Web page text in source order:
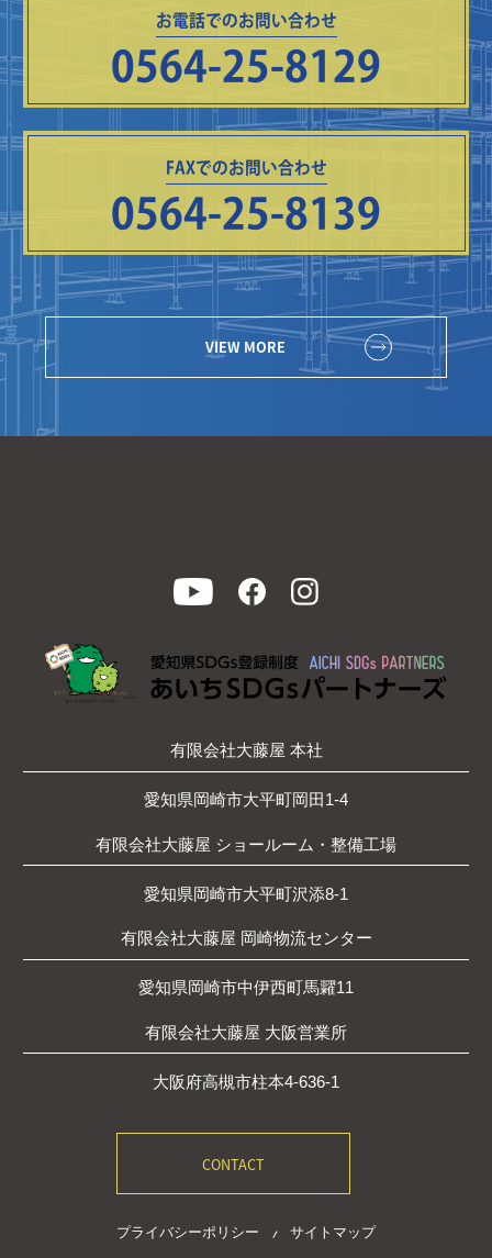
お電話でのお問い合わせ
0564-25-8129
FAXでのお問い合わせ
0564-25-8139
VIEW MORE
有限会社大藤屋 本社
愛知県岡崎市大平町岡田1-4
有限会社大藤屋 ショールーム・整備工場
愛知県岡崎市大平町沢添8-1
有限会社大藤屋 岡崎物流センター
愛知県岡崎市中伊西町馬糶11
有限会社大藤屋 大阪営業所
大阪府高槻市柱本4-636-1
CONTACT
プライバシーポリシー サイトマップ